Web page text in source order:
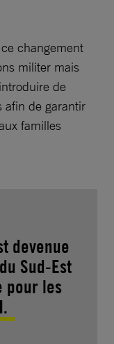
changement
militer mais
de
afin de garantir
familles
devenue
Sud-Est
pour les